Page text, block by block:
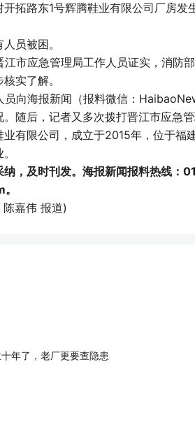
拓路东1号辉腾鞋业有限公司厂房
员被困。
市应急管理局工作人员证实，消防
实了解。
员向海报新闻（报料微信：
随后，记者又多次拨打晋江市应急管
有限公司，成立于2015年，位于福
纳，及时刊发。海报新闻报料热线
陈嘉伟 报道)
年了，老厂更要查隐患